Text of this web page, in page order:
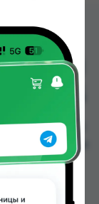
S
ШНУРКЕ S
Арча, Арча
от 236.00